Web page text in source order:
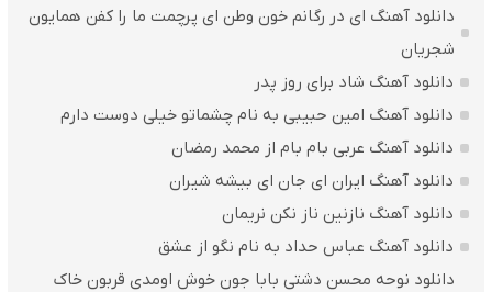
دانلود آهنگ ای در رگانم خون وطن ای پرچمت ما را کفن همایون
شجریان
دانلود آهنگ شاد برای روز پدر
دانلود آهنگ امین حبیبی به نام چشماتو خیلی دوست دارم
دانلود آهنگ عربی بام بام از محمد رمضان
دانلود آهنگ ایران ای جان ای بیشه شیران
دانلود آهنگ نازنین ناز نکن نریمان
دانلود آهنگ عباس حداد به نام نگو از عشق
دانلود نوحه محسن دشتی بابا جون خوش اومدی قربون خاک